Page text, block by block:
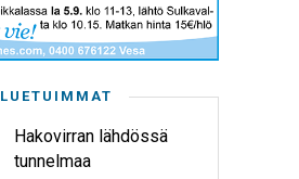
LUETUIMMAT
Hakovirran lähdössä
tunnelmaa